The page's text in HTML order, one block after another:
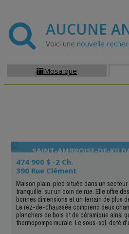
AUCUNE
Voici une nouvelle
Mosaïque
SAINT-AMBROISE-DE-
474 900 $ -2 Ch.
390 Rue Clément
Maison plain-pied située dans un secteur
tranquille, sur un coin de rue. Elle offre
bonnes dimensions et un terrain de plus
Le rez-de-chaussée comprend deux
planchers de bois et de céramique ainsi
thermopompe murale. Le sous-sol, doté